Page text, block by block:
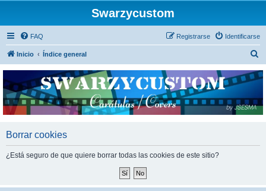
Swarzycustom
FAQ Identificarse
Registrarse
Inicio Índice general
c
Borrar cookies
¿Está seguro de que quiere borrar todas las cookies de este sitio?